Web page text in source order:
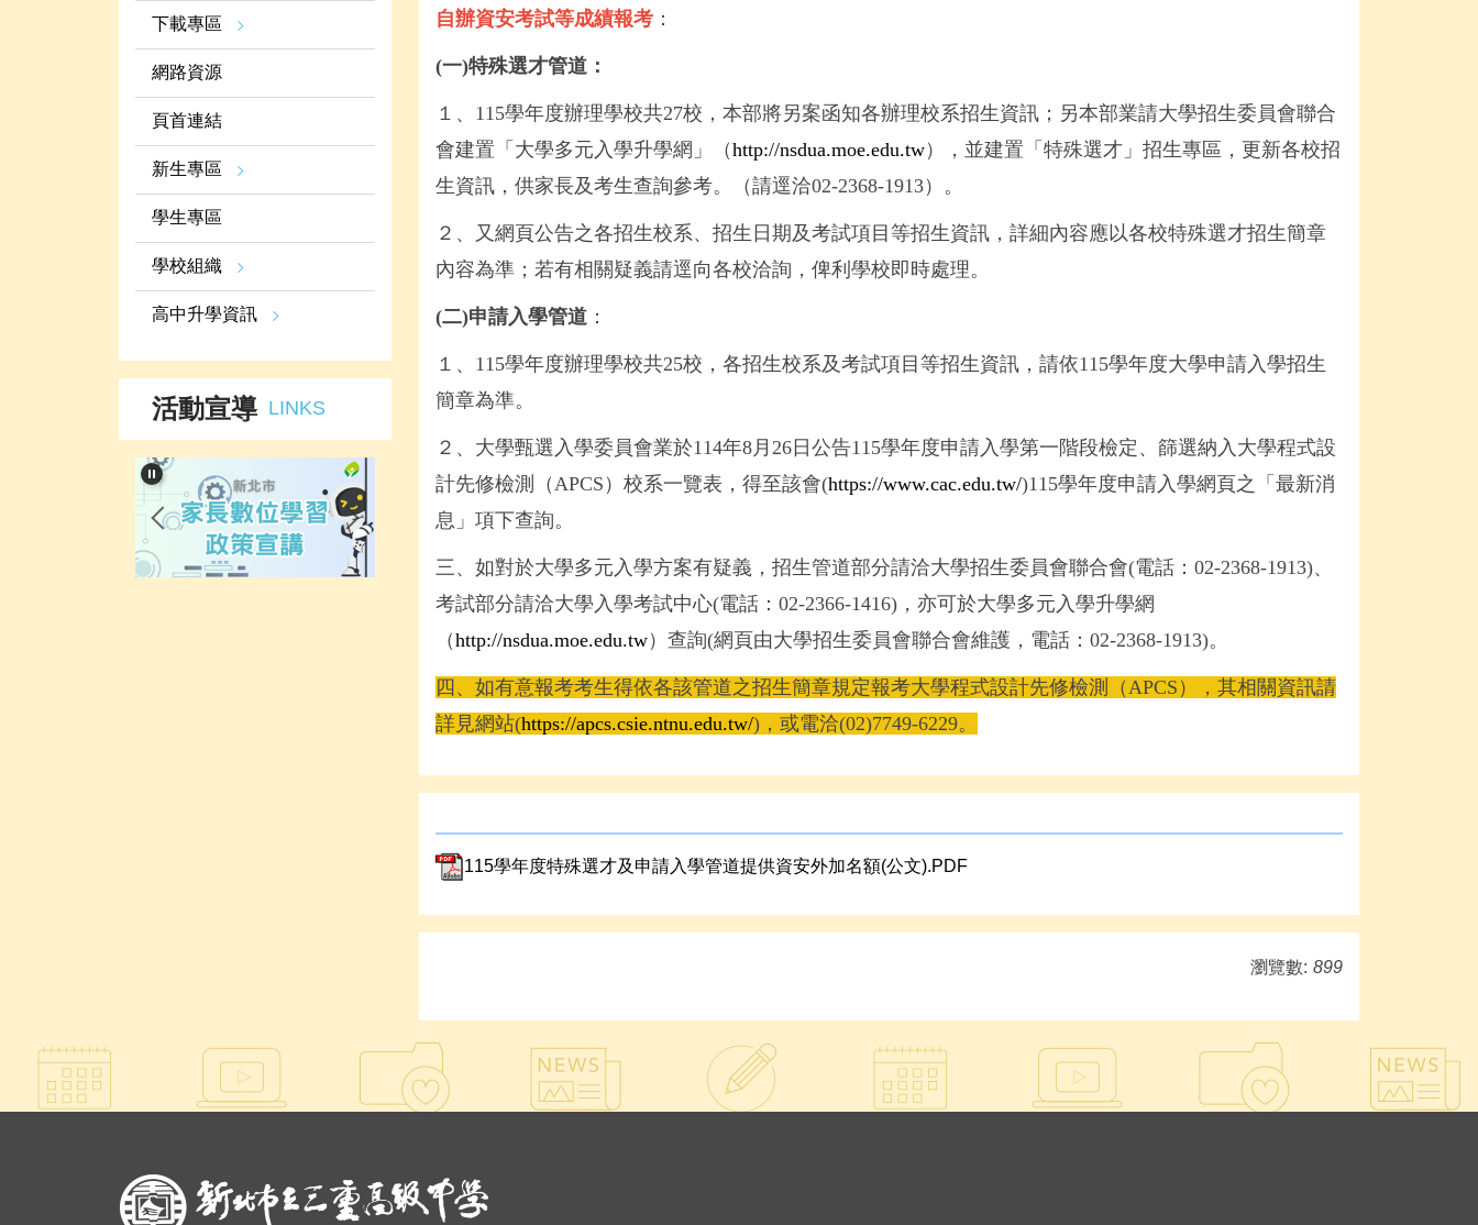
下載專區
網路資源
頁首連結
新生專區
學生專區
學校組織
高中升學資訊
活動宣導 LINKS
自辦資安考試等成績報考：
(一)特殊選才管道：
１、115學年度辦理學校共27校，本部將另案函知各辦理校系招生資訊；另本部業請大學招生委員會聯合
會建置「大學多元入學升學網」（http://nsdua.moe.edu.tw），並建置「特殊選才」招生專區，更新各校招
生資訊，供家長及考生查詢參考。（請逕洽02-2368-1913）。
２、又網頁公告之各招生校系、招生日期及考試項目等招生資訊，詳細內容應以各校特殊選才招生簡章
內容為準；若有相關疑義請逕向各校洽詢，俾利學校即時處理。
(二)申請入學管道：
１、115學年度辦理學校共25校，各招生校系及考試項目等招生資訊，請依115學年度大學申請入學招生
簡章為準。
２、大學甄選入學委員會業於114年8月26日公告115學年度申請入學第一階段檢定、篩選納入大學程式設
計先修檢測（APCS）校系一覽表，得至該會(https://www.cac.edu.tw/)115學年度申請入學網頁之「最新消
息」項下查詢。
三、如對於大學多元入學方案有疑義，招生管道部分請洽大學招生委員會聯合會(電話：02-2368-1913)、
考試部分請洽大學入學考試中心(電話：02-2366-1416)，亦可於大學多元入學升學網
（http://nsdua.moe.edu.tw）查詢(網頁由大學招生委員會聯合會維護，電話：02-2368-1913)。
四、如有意報考考生得依各該管道之招生簡章規定報考大學程式設計先修檢測（APCS），其相關資訊請
詳見網站(https://apcs.csie.ntnu.edu.tw/)，或電洽(02)7749-6229。
115學年度特殊選才及申請入學管道提供資安外加名額(公文).PDF
瀏覽數: 899